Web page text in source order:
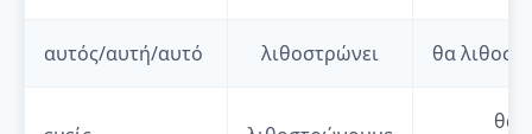
αυτός/αυτή/αυτό λιθοστρώνει θα
θα